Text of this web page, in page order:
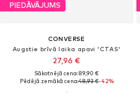
PIEDĀVĀJUMS
CONVERSE
Augstie brīvā laika apavi 'CTAS'
27,96 €
Sākotnējā cena: 89,90 €
Pēdējā zemākā cena:48,93 €-42%